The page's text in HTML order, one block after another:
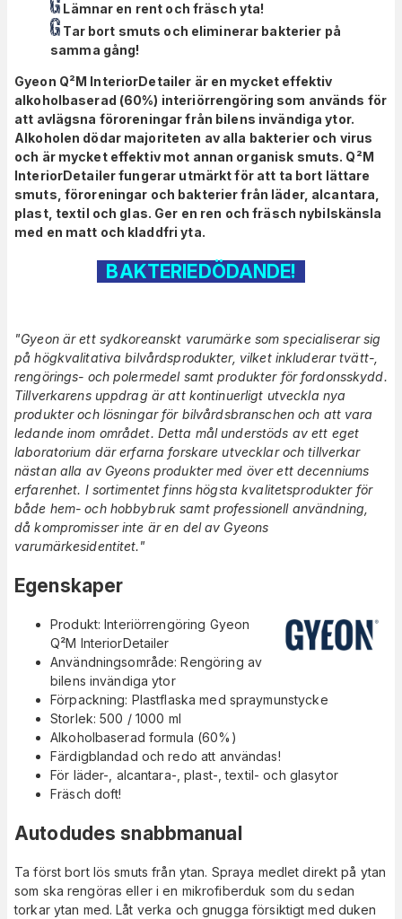
Lämnar en rent och fräsch yta!
Tar bort smuts och eliminerar bakterier på
samma gång!
Gyeon Q²M InteriorDetailer är en mycket effektiv
alkoholbaserad (60%) interiörrengöring som används för
att avlägsna föroreningar från bilens invändiga ytor.
Alkoholen dödar majoriteten av alla bakterier och virus
och är mycket effektiv mot annan organisk smuts. Q²M
InteriorDetailer fungerar utmärkt för att ta bort lättare
smuts, föroreningar och bakterier från läder, alcantara,
plast, textil och glas. Ger en ren och fräsch nybilskänsla
med en matt och kladdfri yta.
BAKTERIEDÖDANDE!
"Gyeon är ett sydkoreanskt varumärke som specialiserar sig
på högkvalitativa bilvårdsprodukter, vilket inkluderar tvätt-,
rengörings- och polermedel samt produkter för fordonsskydd.
Tillverkarens uppdrag är att kontinuerligt utveckla nya
produkter och lösningar för bilvårdsbranschen och att vara
ledande inom området. Detta mål understöds av ett eget
laboratorium där erfarna forskare utvecklar och tillverkar
nästan alla av Gyeons produkter med över ett decenniums
erfarenhet. I sortimentet finns högsta kvalitetsprodukter för
både hem- och hobbybruk samt professionell användning,
då kompromisser inte är en del av Gyeons
varumärkesidentitet."
Egenskaper
Produkt: Interiörrengöring Gyeon
Q²M InteriorDetailer
Användningsområde: Rengöring av
bilens invändiga ytor
Förpackning: Plastflaska med spraymunstycke
Storlek: 500 / 1000 ml
Alkoholbaserad formula (60%)
Färdigblandad och redo att användas!
För läder-, alcantara-, plast-, textil- och glasytor
Fräsch doft!
Autodudes snabbmanual
Ta först bort lös smuts från ytan. Spraya medlet direkt på ytan
som ska rengöras eller i en mikrofiberduk som du sedan
torkar ytan med. Låt verka och gnugga försiktigt med duken